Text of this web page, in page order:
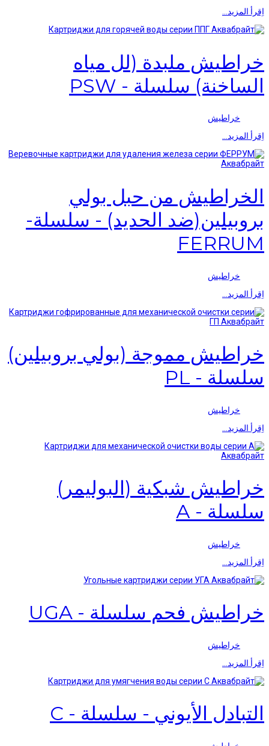
اِقرأ المزيد…
خراطيش ملبدة (لل مياه
الساخنة) سلسلة - PSW
خراطيش
اِقرأ المزيد…
الخراطيش من حبل بولي
بروبيلين(ضد الحديد) - سلسلة-
FERRUM
خراطيش
اِقرأ المزيد…
خراطيش مموجة (بولي بروبيلين)
سلسلة - PL
خراطيش
اِقرأ المزيد…
خراطيش شبكية (البوليمر)
سلسلة - А
خراطيش
اِقرأ المزيد…
خراطيش فحم سلسلة - UGA
خراطيش
اِقرأ المزيد…
التبادل الأيوني - سلسلة - C